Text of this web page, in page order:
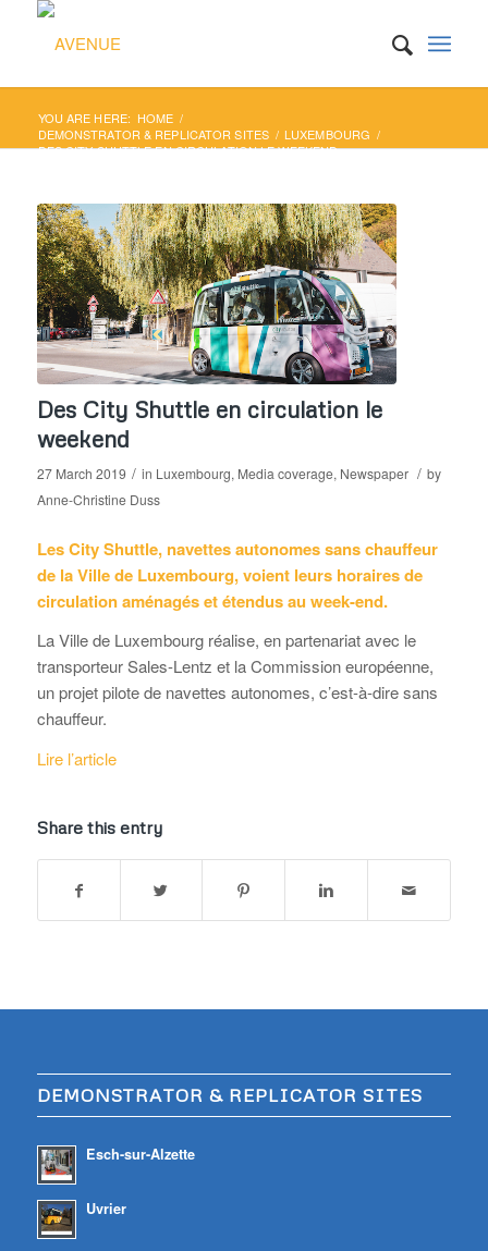
YOU ARE HERE: HOME /
DEMONSTRATOR & REPLICATOR SITES / LUXEMBOURG /
DES CITY SHUTTLE EN CIRCULATION LE WEEKEND
Des City Shuttle en circulation le
weekend
27 March 2019 / in Luxembourg, Media coverage, Newspaper / by
Anne-Christine Duss
Les City Shuttle, navettes autonomes sans chauffeur
de la Ville de Luxembourg, voient leurs horaires de
circulation aménagés et étendus au week-end.
La Ville de Luxembourg réalise, en partenariat avec le
transporteur Sales-Lentz et la Commission européenne,
un projet pilote de navettes autonomes, c’est-à-dire sans
chauffeur.
Lire l’article
Share this entry
DEMONSTRATOR & REPLICATOR SITES
Esch-sur-Alzette
Uvrier